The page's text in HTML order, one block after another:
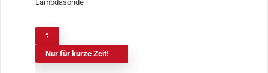
Nur für kurze Zeit!